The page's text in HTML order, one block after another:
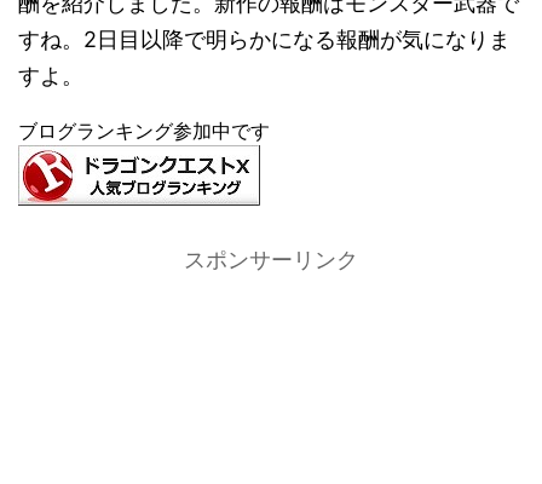
すね。2日目以降で明らかになる報酬が気になりま
すよ。
ブログランキング参加中です
スポンサーリンク